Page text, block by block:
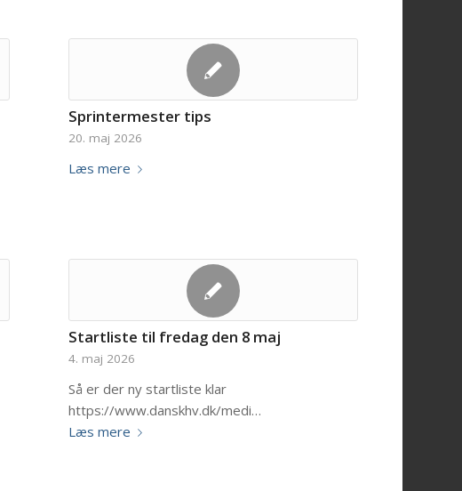
Sprintermester tips
20. maj 2026
Læs mere
Startliste til fredag den 8 maj
4. maj 2026
Så er der ny startliste klar
https://www.danskhv.dk/medi…
Læs mere